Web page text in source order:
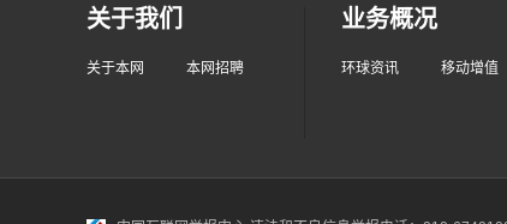
关于我们
关于本网 本网招聘
业务概况
环球资讯 移动增值